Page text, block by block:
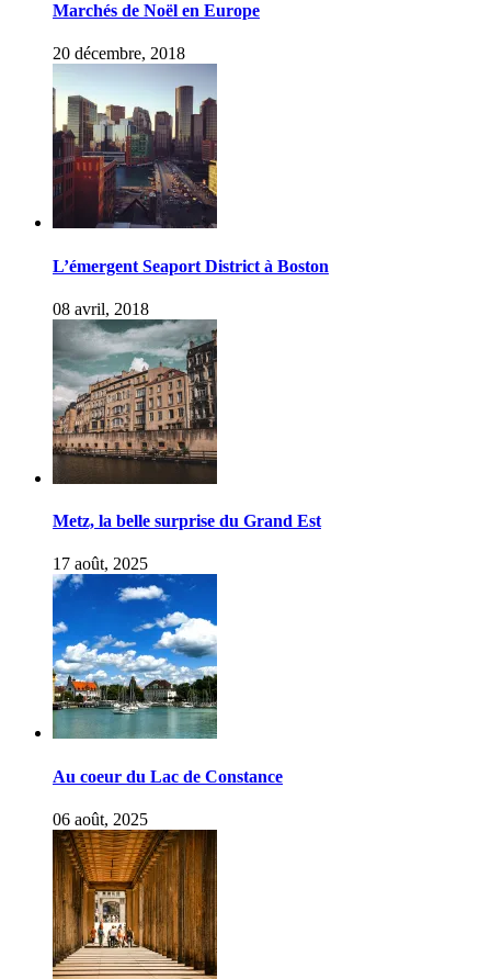
Marchés de Noël en Europe
20 décembre, 2018
L’émergent Seaport District à Boston
08 avril, 2018
Metz, la belle surprise du Grand Est
17 août, 2025
Au coeur du Lac de Constance
06 août, 2025